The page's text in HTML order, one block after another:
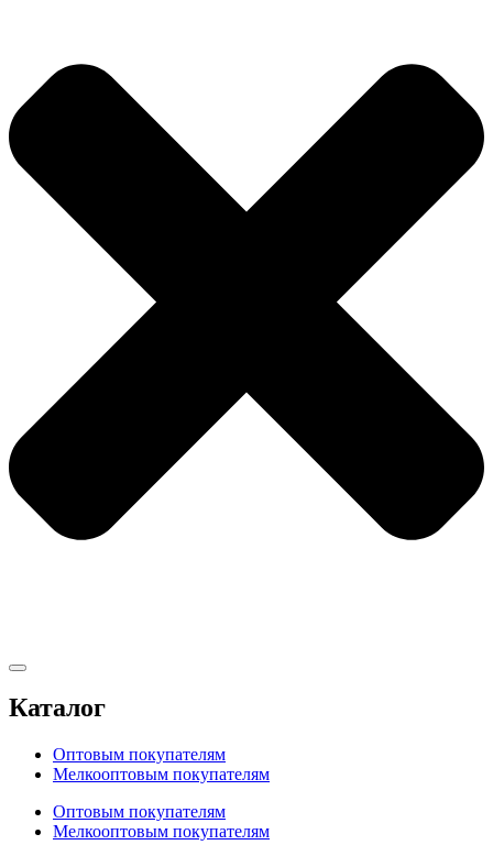
Каталог
Оптовым покупателям
Мелкооптовым покупателям
Оптовым покупателям
Мелкооптовым покупателям